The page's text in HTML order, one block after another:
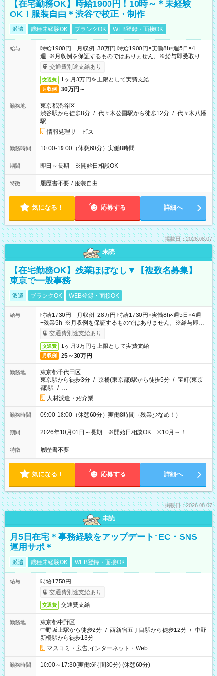
【在宅勤務OK】時給1900円！10時～＊未経験
OK！服装自由＊渋谷で校正・制作
派遣 職種未経験OK ブランクOK WEB登録・面接OK
給与
時給1900円 月収例 30万円 時給1900円×実働8h×週5日×4
週 ※月収例を保証するものではありません。※給与即受取りサ
ービス利用可（利用条件有）
交通費別途支給あり
交通費 1ヶ月3万円を上限として実費支給
月収例 30万円～
勤務地
東京都渋谷区
渋谷駅から徒歩8分 / 代々木公園駅から徒歩12分 / 代々木八幡
駅
情報処理サ－ビス
勤務時間 10:00-19:00（休憩60分）実働8時間
期間 即日～長期 ※開始日相談OK
特徴 履歴書不要 / 服装自由
気になる！ 応募する 詳細へ
掲載日：2026.08.07
未読
【在宅勤務OK】残業ほぼなし▼【複数名募集】
東京で一般事務
派遣 ブランクOK WEB登録・面接OK
給与
時給1730円 月収例 28万円 時給1730円×実働8h×週5日×4週
+残業5h ※月収例を保証するものではありません。※給与即受
取りサービス利用可（利用条件有）
交通費別途支給あり
交通費 1ヶ月3万円を上限として実費支給
月収例 25～30万円
勤務地
東京都千代田区
東京駅から徒歩3分 / 京橋(東京都)駅から徒歩5分 / 宝町(東京
都)駅 / …
人材派遣・紹介業
勤務時間 09:00-18:00（休憩60分）実働8時間（残業少なめ！）
期間 2026年10月01日～長期 ※開始日相談OK ※10月～！
特徴 履歴書不要
気になる！ 応募する 詳細へ
掲載日：2026.08.07
未読
月5日在宅＊事務経験をアップデート↑EC・SNS
運用サポ＊
派遣 職種未経験OK WEB登録・面接OK
給与
時給1750円
交通費別途支給あり
交通費 交通費支給
勤務地
東京都中野区
中野坂上駅から徒歩2分 / 西新宿五丁目駅から徒歩12分 / 中野
新橋駅から徒歩13分
マスコミ・広告;インターネット・Web
勤務時間 10:00～17:30(実働:6時間30分) (休憩60分)